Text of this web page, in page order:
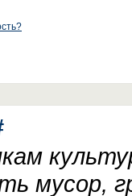
мусор,